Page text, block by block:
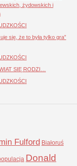
żydowskich i
się, że to była tylko gra”
SIĘ RODZI…
Fulford Białoruś
Donald